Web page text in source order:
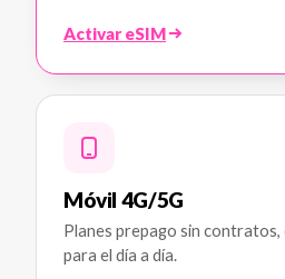
Activar eSIM
Móvil 4G/5G
Planes prepago sin contratos,
para el día a día.